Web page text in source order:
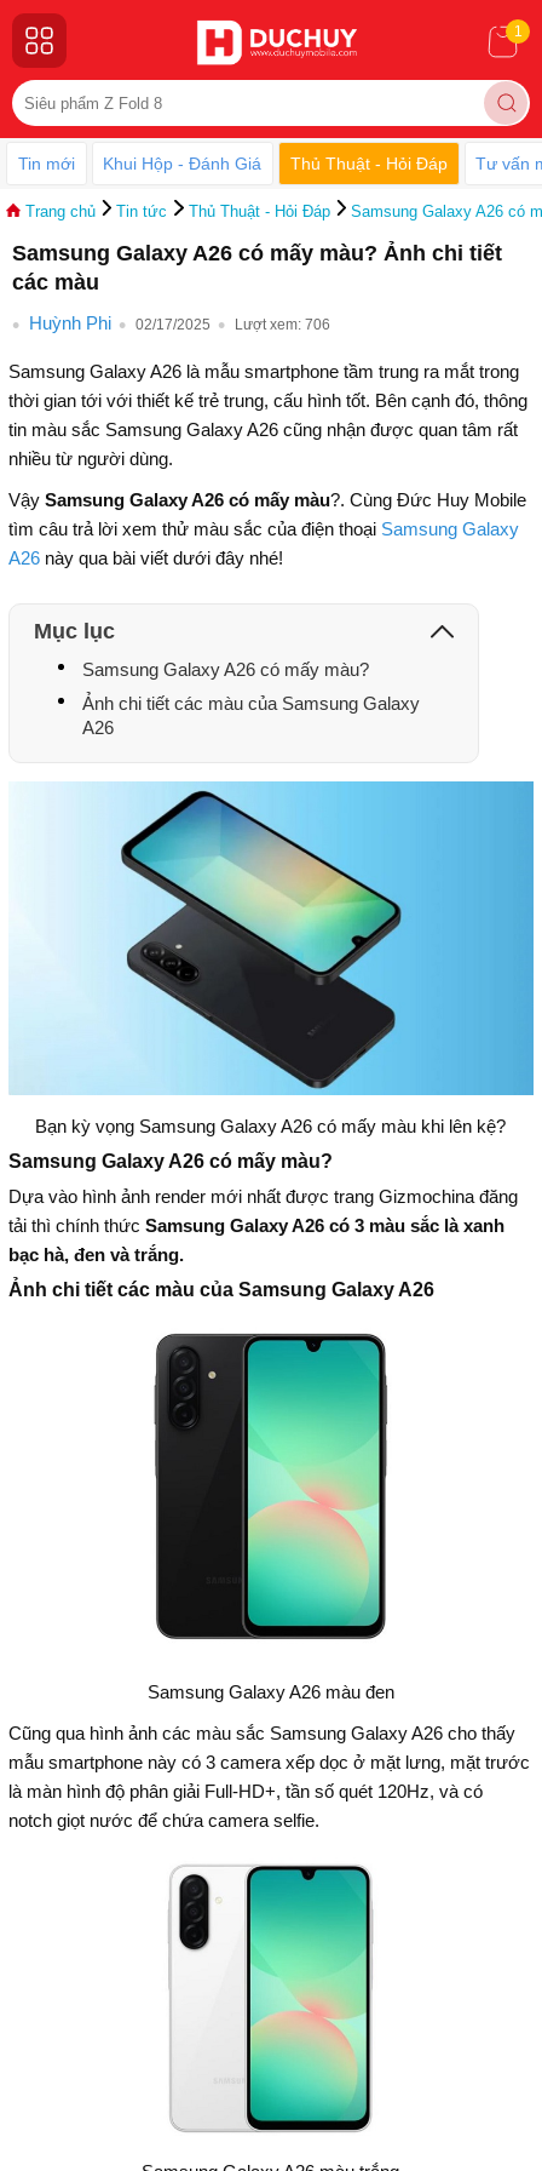
1
Tin mới Khui Hộp - Đánh Giá Thủ Thuật - Hỏi Đáp Tư vấn
Trang chủ Tin tức Thủ Thuật - Hỏi Đáp Samsung Galaxy A26 có
Samsung Galaxy A26 có mấy màu? Ảnh chi tiết
các màu
Huỳnh Phi 02/17/2025 Lượt xem: 706
Samsung Galaxy A26 là mẫu smartphone tầm trung ra mắt trong
thời gian tới với thiết kế trẻ trung, cấu hình tốt. Bên cạnh đó, thông
tin màu sắc Samsung Galaxy A26 cũng nhận được quan tâm rất
nhiều từ người dùng.
Vậy Samsung Galaxy A26 có mấy màu?. Cùng Đức Huy Mobile
tìm câu trả lời xem thử màu sắc của điện thoại Samsung Galaxy
A26này qua bài viết dưới đây nhé!
Mục lục
Samsung Galaxy A26 có mấy màu?
Ảnh chi tiết các màu của Samsung Galaxy
A26
Bạn kỳ vọng Samsung Galaxy A26 có mấy màu khi lên kệ?
Samsung Galaxy A26 có mấy màu?
Dựa vào hình ảnh render mới nhất được trang Gizmochina đăng
tải thì chính thức Samsung Galaxy A26 có 3 màu sắc là xanh
bạc hà, đen và trắng.
Ảnh chi tiết các màu của Samsung Galaxy A26
Samsung Galaxy A26 màu đen
Cũng qua hình ảnh các màu sắc Samsung Galaxy A26 cho thấy
mẫu smartphone này có 3 camera xếp dọc ở mặt lưng, mặt trước
là màn hình độ phân giải Full-HD+, tần số quét 120Hz, và có
notch giọt nước để chứa camera selfie.